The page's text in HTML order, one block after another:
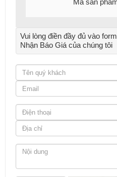
Mã sản
Vui lòng điền đầy đủ vào
Nhận Báo Giá của chúng tôi